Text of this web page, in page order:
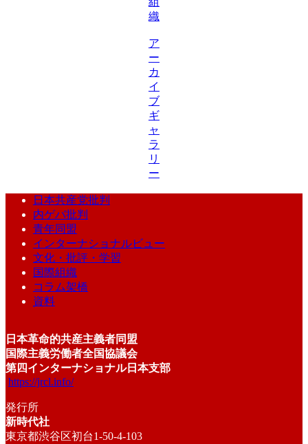
織
ア
ー
カ
イ
ブ
ギ
ャ
ラ
リ
ー
日本共産党批判
内ゲバ批判
青年同盟
インターナショナルビュー
文化・批評・学習
国際組織
コラム架橋
資料
日本革命的共産主義者同盟
国際主義労働者全国協議会
第四インターナショナル日本支部
https://jrcl.info/
発行所
新時代社
東京都渋谷区初台1-50-4-103